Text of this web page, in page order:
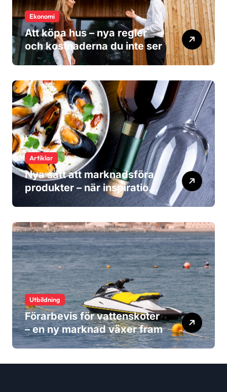
Ekonomi
Att köpa hus – nya regler
och kostnaderna du inte ser
Artiklar
Nya sätt att marknadsföra
produkter – när inspiration
blir viktigare än reklam
Utbildning
Förarbevis för vattenskoter
– en ny marknad växer fram